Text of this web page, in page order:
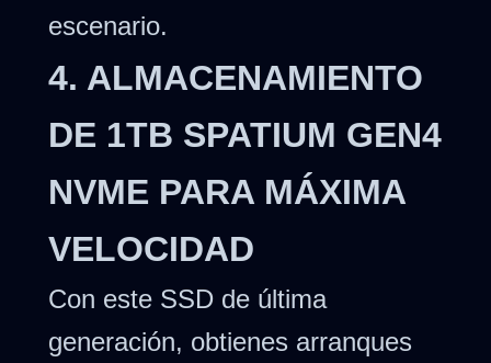
escenario.
4. ALMACENAMIENTO
DE 1TB SPATIUM GEN4
NVME PARA MÁXIMA
VELOCIDAD
Con este SSD de última
generación, obtienes arranques